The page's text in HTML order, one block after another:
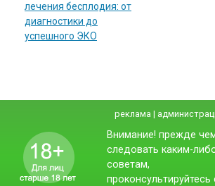
лечения бесплодия: от
диагностики до
успешного ЭКО
реклама |
Внимание! прежде
следовать каким-
советам,
проконсультируйтесь